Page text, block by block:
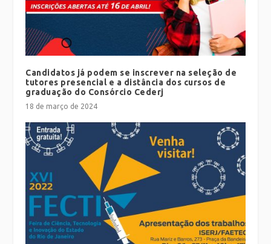
Candidatos já podem se inscrever na seleção de
tutores presencial e a distância dos cursos de
graduação do Consórcio Cederj
18 de março de 2024